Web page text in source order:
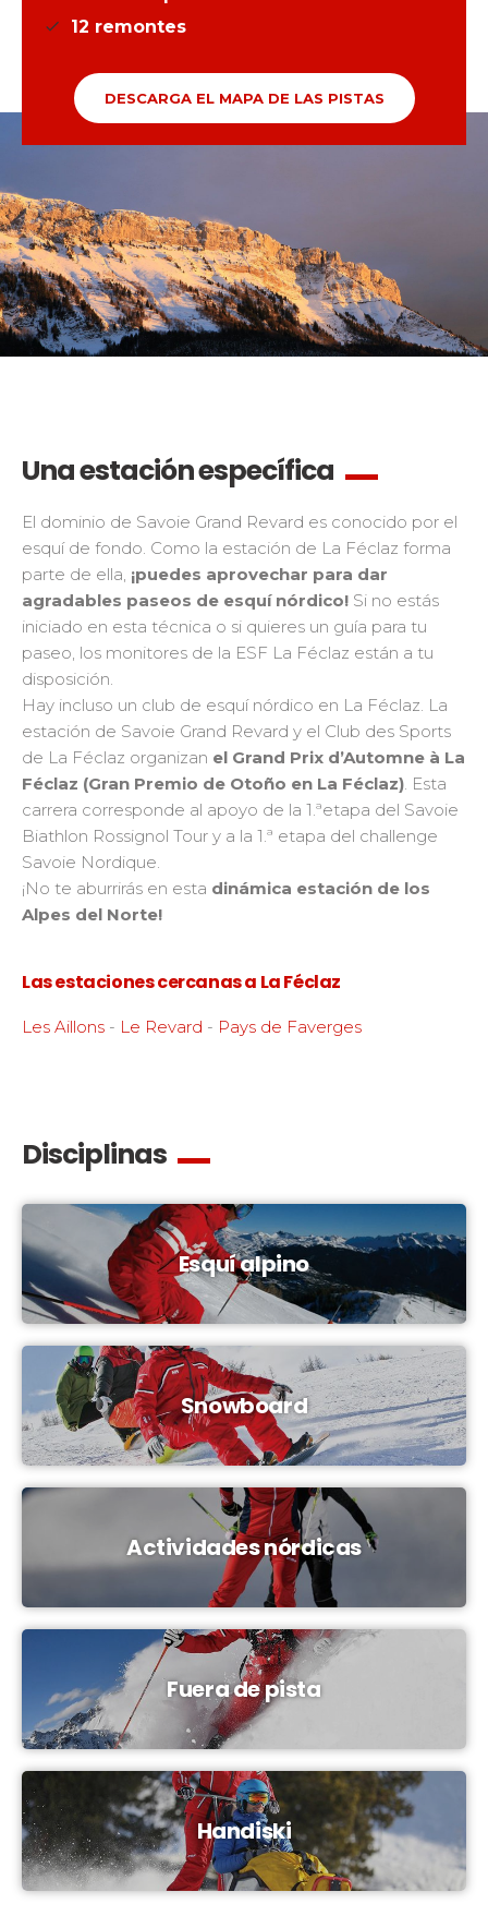
12 remontes
DESCARGA EL MAPA DE LAS PISTAS
Una estación específica
El dominio de Savoie Grand Revard es conocido por el
esquí de fondo. Como la estación de La Féclaz forma
parte de ella, ¡puedes aprovechar para dar
agradables paseos de esquí nórdico! Si no estás
iniciado en esta técnica o si quieres un guía para tu
paseo, los monitores de la ESF La Féclaz están a tu
disposición.
Hay incluso un club de esquí nórdico en La Féclaz. La
estación de Savoie Grand Revard y el Club des Sports
de La Féclaz organizan el Grand Prix d’Automne à La
Féclaz (Gran Premio de Otoño en La Féclaz) . Esta
carrera corresponde al apoyo de la 1.ªetapa del Savoie
Biathlon Rossignol Tour y a la 1.ª etapa del challenge
Savoie Nordique.
¡No te aburrirás en esta dinámica estación de los
Alpes del Norte!
Las estaciones cercanas a La Féclaz
Les Aillons - Le Revard - Pays de Faverges
Disciplinas
Esquí alpino
Snowboard
Actividades nórdicas
Fuera de pista
Handiski